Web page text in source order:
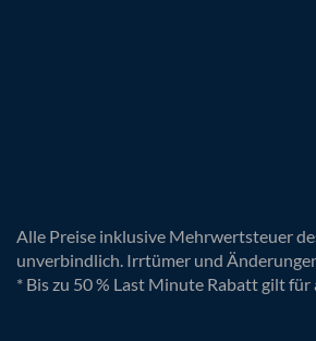
Alle Preise inklusive Mehrwertsteuer
unverbindlich. Irrtümer und
* Bis zu 50 % Last Minute Rabatt gilt